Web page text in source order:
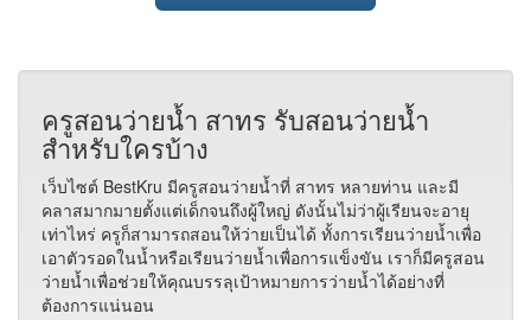
ครูสอนว่ายน้ำ สาทร รับสอนว่ายน้ำ
สำหรับใครบ้าง
เว็บไซต์​ BestKru มีครูสอนว่ายน้ำที่ สาทร หลายท่าน และมี
คลาสมากมายตั้งแต่เด็กจนถึงผู้ใหญ่ ดังนั้นไม่ว่าผู้เรียนจะอายุ
เท่าไหร่ ครูก็สามารถสอนให้ว่ายเป็นได้ ทั้งการเรียนว่ายน้ำเพื่อ
เอาตัวรอดในน้ำหรือเรียนว่ายน้ำเพื่อการแข็งขัน เราก็มีครูสอน
ว่ายน้ำเพื่อช่วยให้คุณบรรลุเป้าหมายการว่ายน้ำได้อย่างที่
ต้องการแน่นอน